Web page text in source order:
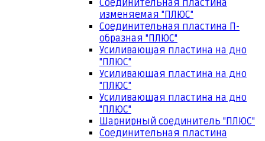
Соединительная пластина
изменяемая "ПЛЮС"
Соединительная пластина П-
образная "ПЛЮС"
Усиливающая пластина на дно
"ПЛЮС"
Усиливающая пластина на дно
"ПЛЮС"
Усиливающая пластина на дно
"ПЛЮС"
Шарнирный соединитель "ПЛЮС"
Соединительная пластина